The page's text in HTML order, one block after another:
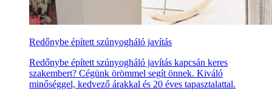
Redőnybe épített szúnyogháló javítás
Redőnybe épített szúnyogháló javítás kapcsán keres
szakembert? Cégünk örömmel segít önnek. Kiváló
minőséggel, kedvező árakkal és 20 éves tapasztalattal.